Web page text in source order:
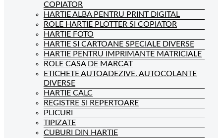
COPIATOR
HARTIE ALBA PENTRU PRINT DIGITAL
ROLE HARTIE PLOTTER SI COPIATOR
HARTIE FOTO
HARTIE SI CARTOANE SPECIALE DIVERSE
HARTIE PENTRU IMPRIMANTE MATRICIALE
ROLE CASA DE MARCAT
ETICHETE AUTOADEZIVE. AUTOCOLANTE
DIVERSE
HARTIE CALC
REGISTRE SI REPERTOARE
PLICURI
TIPIZATE
CUBURI DIN HARTIE